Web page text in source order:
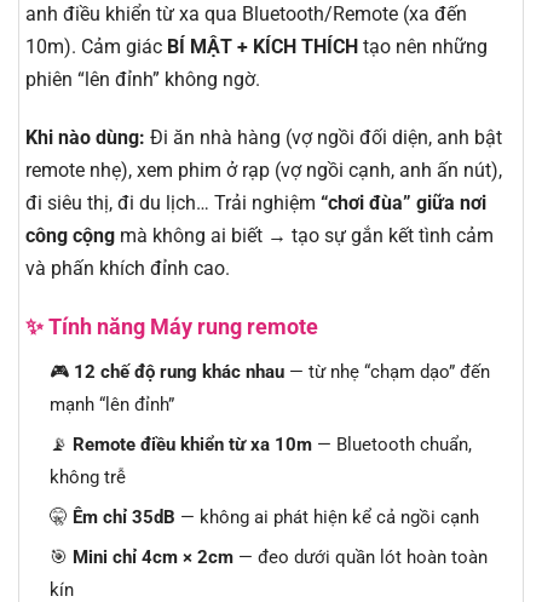
anh điều khiển từ xa qua Bluetooth/Remote (xa đến
10m). Cảm giác BÍ MẬT + KÍCH THÍCH tạo nên những
phiên “lên đỉnh” không ngờ.
Khi nào dùng: Đi ăn nhà hàng (vợ ngồi đối diện, anh bật
remote nhẹ), xem phim ở rạp (vợ ngồi cạnh, anh ấn nút),
đi siêu thị, đi du lịch… Trải nghiệm “chơi đùa” giữa nơi
công cộng mà không ai biết → tạo sự gắn kết tình cảm
và phấn khích đỉnh cao.
✨ Tính năng Máy rung remote
🎮 12 chế độ rung khác nhau— từ nhẹ “chạm dạo” đến
mạnh “lên đỉnh”
📡 Remote điều khiển từ xa 10m— Bluetooth chuẩn,
không trễ
🤫 Êm chỉ 35dB — không ai phát hiện kể cả ngồi cạnh
🎯 Mini chỉ 4cm × 2cm— đeo dưới quần lót hoàn toàn
kín